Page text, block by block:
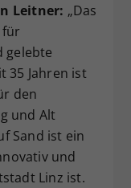
Leitner: „Das
gelebte
35 Jahren ist
den
und Alt
Sand ist ein
und
Linz ist.